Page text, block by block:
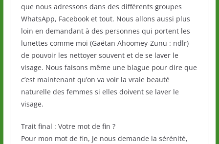
que nous adressons dans des différents groupes
WhatsApp, Facebook et tout. Nous allons aussi plus
loin en demandant à des personnes qui portent les
lunettes comme moi (Gaëtan Ahoomey-Zunu : ndlr)
de pouvoir les nettoyer souvent et de se laver le
visage. Nous faisons même une blague pour dire que
c’est maintenant qu’on va voir la vraie beauté
naturelle des femmes si elles doivent se laver le
visage.
Trait final : Votre mot de fin ?
Pour mon mot de fin, je nous demande la sérénité,